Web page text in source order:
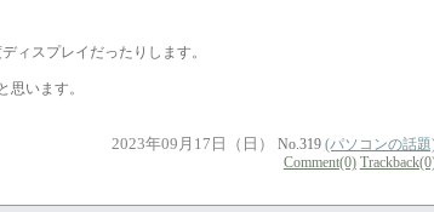
ィスプレイだったりします。
います。
2023年09月17日（日） No.319 (パソコンの話題
Comment(0)